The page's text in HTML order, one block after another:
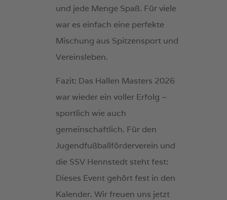
und jede Menge Spaß. Für viele
war es einfach eine perfekte
Mischung aus Spitzensport und
Vereinsleben.
Fazit: Das Hallen Masters 2026
war wieder ein voller Erfolg –
sportlich wie auch
gemeinschaftlich. Für den
Jugendfußballförderverein und
die SSV Hennstedt steht fest:
Dieses Event gehört fest in den
Kalender. Wir freuen uns jetzt